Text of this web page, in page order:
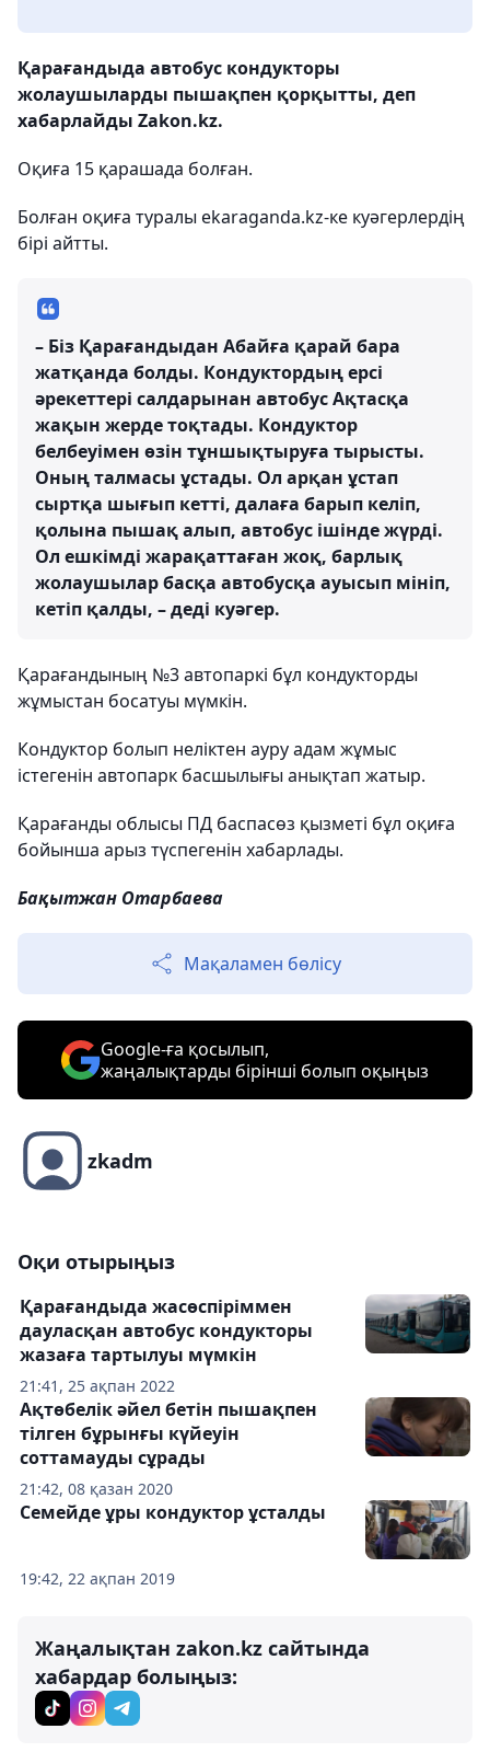
Қарағандыда автобус кондукторы
жолаушыларды пышақпен қорқытты, деп
хабарлайды Zakon.kz.
Оқиға 15 қарашада болған.
Болған оқиға туралы ekaraganda.kz-ке куәгерлердің
бірі айтты.
– Біз Қарағандыдан Абайға қарай бара
жатқанда болды. Кондуктордың ерсі
әрекеттері салдарынан автобус Ақтасқа
жақын жерде тоқтады. Кондуктор
белбеуімен өзін тұншықтыруға тырысты.
Оның талмасы ұстады. Ол арқан ұстап
сыртқа шығып кетті, далаға барып келіп,
қолына пышақ алып, автобус ішінде жүрді.
Ол ешкімді жарақаттаған жоқ, барлық
жолаушылар басқа автобусқа ауысып мініп,
кетіп қалды, – деді куәгер.
Қарағандының №3 автопаркі бұл кондукторды
жұмыстан босатуы мүмкін.
Кондуктор болып неліктен ауру адам жұмыс
істегенін автопарк басшылығы анықтап жатыр.
Қарағанды облысы ПД баспасөз қызметі бұл оқиға
бойынша арыз түспегенін хабарлады.
Бақытжан Отарбаева
Мақаламен бөлісу
Google-ға қосылып,
жаңалықтарды бірінші болып оқыңыз
zkadm
Оқи отырыңыз
21:41, 25 ақпан 2022
Қарағандыда жасөспіріммен
дауласқан автобус кондукторы
жазаға тартылуы мүмкін
21:42, 08 қазан 2020
Ақтөбелік әйел бетін пышақпен
тілген бұрынғы күйеуін
соттамауды сұрады
19:42, 22 ақпан 2019
Семейде ұры кондуктор ұсталды
Жаңалықтан zakon.kz сайтында
хабардар болыңыз: